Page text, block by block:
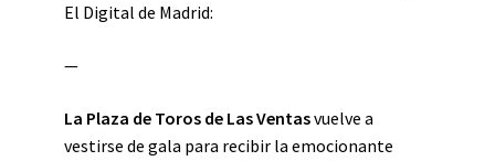
El Digital de Madrid:
—
La Plaza de Toros de Las Ventasvuelve a
vestirse de gala para recibir la emocionante